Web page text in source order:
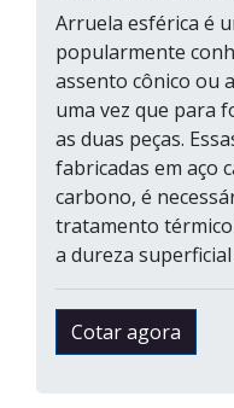
Arruela esférica é
popularmente
assento cônico ou
uma vez que para
as duas peças.
fabricadas em aço
carbono, é
tratamento térmico
a dureza superficial
Cotar agora